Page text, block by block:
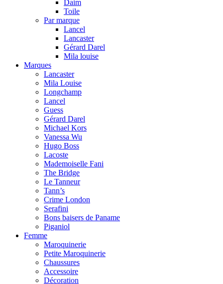
Daim
Toile
Par marque
Lancel
Lancaster
Gérard Darel
Mila louise
Marques
Lancaster
Mila Louise
Longchamp
Lancel
Guess
Gérard Darel
Michael Kors
Vanessa Wu
Hugo Boss
Lacoste
Mademoiselle Fani
The Bridge
Le Tanneur
Tann’s
Crime London
Serafini
Bons baisers de Paname
Piganiol
Femme
Maroquinerie
Petite Maroquinerie
Chaussures
Accessoire
Décoration